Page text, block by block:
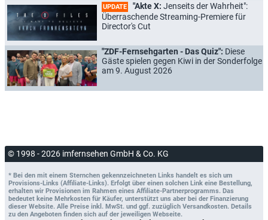
UPDATE "Akte X: Jenseits der Wahrheit":
Überraschende Streaming-Premiere für
Director's Cut
"ZDF-Fernsehgarten - Das Quiz": Diese
Gäste spielen gegen Kiwi in der Sonderfolge
am 9. August 2026
© 1998 - 2026 imfernsehen GmbH & Co. KG
* Bei den mit einem Sternchen gekennzeichneten Links handelt es sich um
Provisions-Links (Affiliate-Links). Erfolgt über einen solchen Link eine Bestellung,
erhalten wir Provisionen im Rahmen eines Affiliate-Partnerprogramms. Das
bedeutet keine Mehrkosten für Käufer, unterstützt uns aber bei der Finanzierung
dieser Website. Alle Preise inkl. MwSt. und ggf. zuzüglich Versandkosten. Details
zu den Angeboten finden sich auf der jeweiligen Webseite.